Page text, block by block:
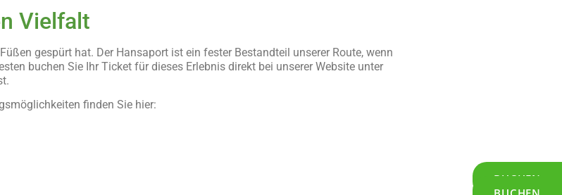
Vielfalt
gespürt hat. Der Hansaport ist ein fester Bestandteil unserer Route, wenn
buchen Sie Ihr Ticket für dieses Erlebnis direkt bei unserer Website unter
finden Sie hier:
BUCHEN